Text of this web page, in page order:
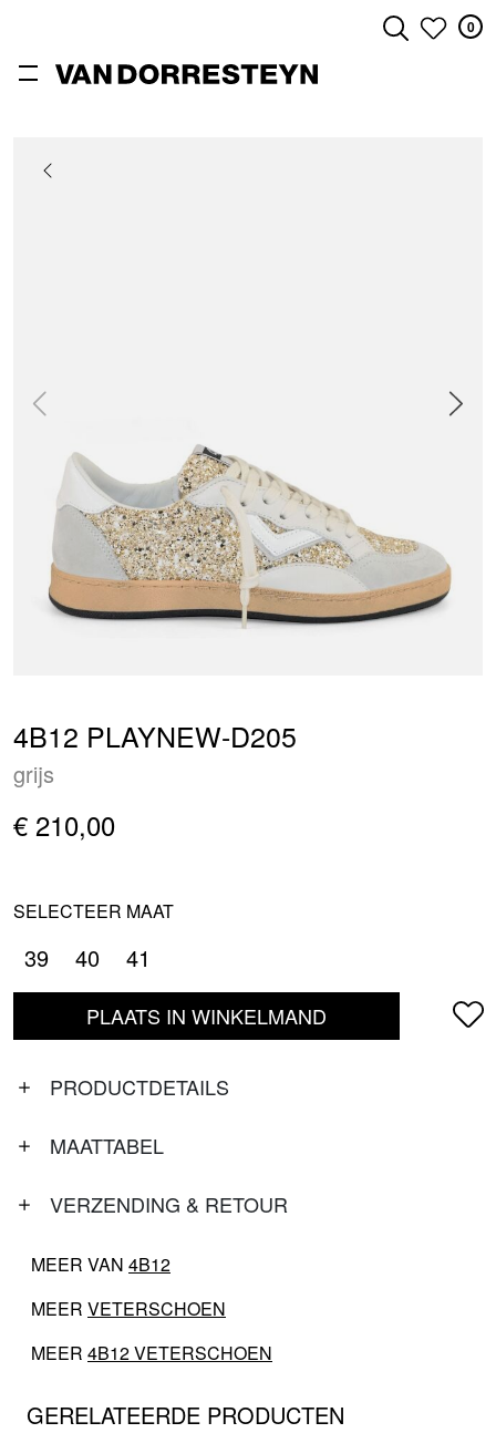
0
4B12 PLAYNEW-D205
grijs
€ 210,00
SELECTEER MAAT
39 40 41
PLAATS IN WINKELMAND
PRODUCTDETAILS
MAATTABEL
VERZENDING & RETOUR
MEER VAN 4B12
MEER VETERSCHOEN
MEER 4B12 VETERSCHOEN
GERELATEERDE PRODUCTEN